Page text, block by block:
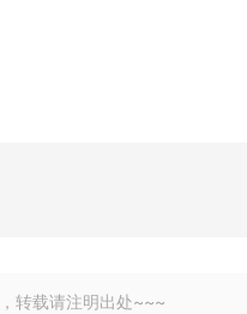
，转载请注明出处~~~